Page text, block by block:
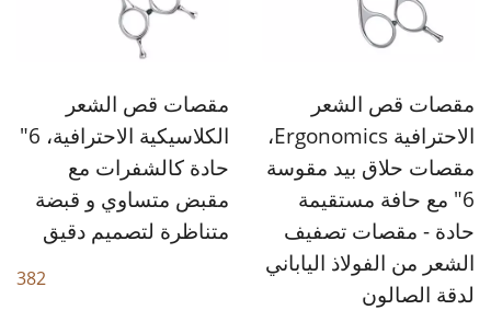
مقصات قص الشعر
الاحترافية Ergonomics،
مقصات حلاق بيد مقوسة
6" مع حافة مستقيمة
حادة - مقصات تصفيف
الشعر من الفولاذ الياباني
لدقة الصالون
مقصات قص الشعر
الكلاسيكية الاحترافية، 6"
حادة كالشفرات مع
مقبض متساوي و قبضة
متناظرة لتصميم دقيق
382